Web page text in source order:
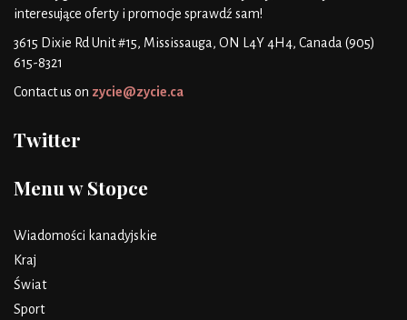
interesujące oferty i promocje sprawdź sam!
3615 Dixie Rd Unit #15, Mississauga, ON L4Y 4H4, Canada (905)
615-8321
Contact us on zycie@zycie.ca
Twitter
Menu w Stopce
Wiadomości kanadyjskie
Kraj
Świat
Sport